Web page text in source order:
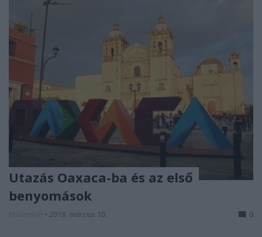
Utazás Oaxaca-ba és az első
benyomások
• 2018. március 10. 0